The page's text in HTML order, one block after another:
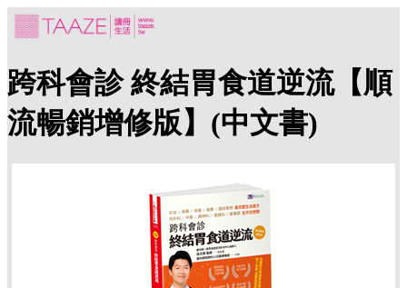
跨科會診 終結胃食道逆流【順
流暢銷增修版】(中文書)